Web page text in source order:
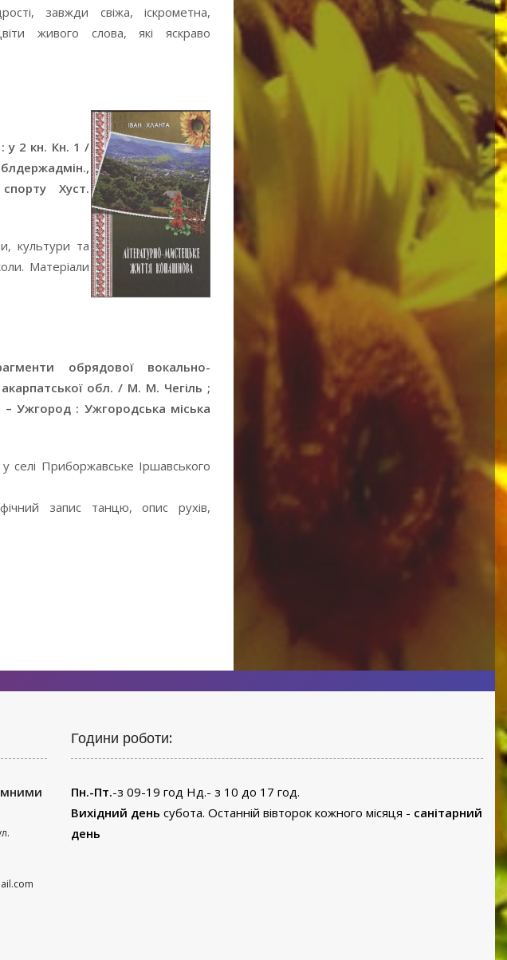
завжди свіжа, іскрометна,
живого слова, які яскраво
у 2 кн. Кн. 1 /
Хуст.
культури та
Матеріали
обрядової вокально-
обл. / М. М. Чегіль ;
Ужгород : Ужгородська міська
селі Приборжавське Іршавського
запис танцю, опис рухів,
Години роботи:
Пн.-Пт.-з 09-19 год Нд.- з 10 до 17 год.
Вихідний день субота. Останній вівторок кожного місяця - санітарний
день